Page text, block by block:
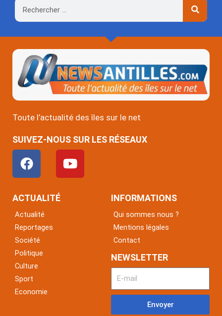
Rechercher
Toute l’actualité des îles sur le net
SUIVEZ-NOUS SUR LES RÉSEAUX
F
a
c
e
o
o
k
Y
o
u
ACTUALITÉ
Actualité
Reportages
Société
Politique
Culture
Sport
Economie
INFORMATIONS
Qui sommes nous ?
Mentions légales
Contact
NEWSLETTER
Envoyer